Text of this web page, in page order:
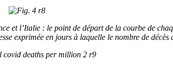
et l’Italie : le point de départ de la courbe de
exprimée en jours à laquelle le nombre de décès